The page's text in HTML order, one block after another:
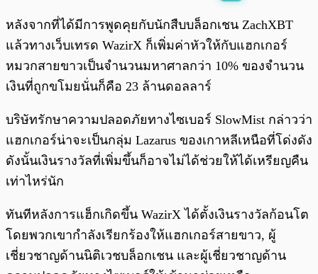
พร้อมเล่น
หลังจากที่ได้มีการพูดคุยกับนักสืบบล็อกเชน ZachXBT
แล้วทางเว็บเทรด WazirX ก็เพิ่มค่าหัวให้กับแฮกเกอร์
หมวกสายขาวเป็นจำนวนมหาศาลกว่า 10% ของจำนวน
เงินที่ถูกขโมยนั่นก็คือ 23 ล้านดอลลาร์
บริษัทรักษาความปลอดภัยทางไซเบอร์ SlowMist กล่าวว่า
แฮกเกอร์น่าจะเป็นกลุ่ม Lazarus ของเกาหลีเหนือที่โด่งดัง
ดังนั้นเงินรางวัลที่เพิ่มขึ้นก็อาจไม่ได้ช่วยให้ได้เหรียญคืน
เท่าไหร่นัก
ทันทีหลังการแฮ็กเกิดขึ้น WazirX ได้ตั้งเงินรางวัลก้อนโต
โดยพวกเขากำลังเรียกร้องให้แฮกเกอร์สายขาว, ผู้
เชี่ยวชาญด้านนิติเวชบล็อกเชน และผู้เชี่ยวชาญด้าน